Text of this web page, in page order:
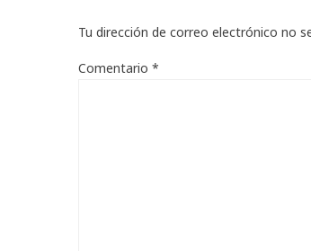
Tu dirección de correo electrónico no
Comentario *